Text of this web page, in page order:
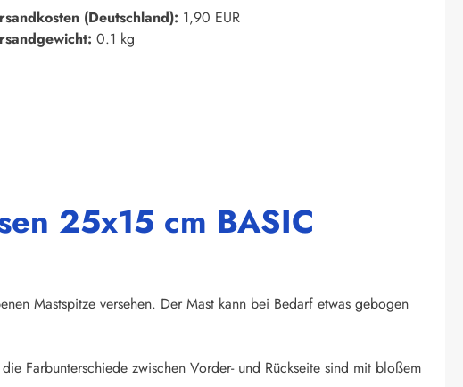
(Deutschland): 1,90 EUR
0.1 kg
25x15 cm BASIC
Mastspitze versehen. Der Mast kann bei Bedarf etwas gebogen
Farbunterschiede zwischen Vorder- und Rückseite sind mit bloßem